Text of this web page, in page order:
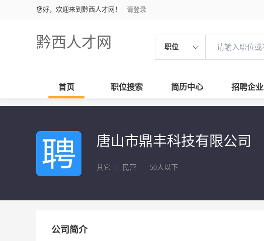
您好，欢迎来到黔西人才网！ 请登录
黔西人才网 职位
首页 职位搜索 简历中心 招聘企业
唐山市鼎丰科技有限公司
其它 民营 50人以下
公司简介